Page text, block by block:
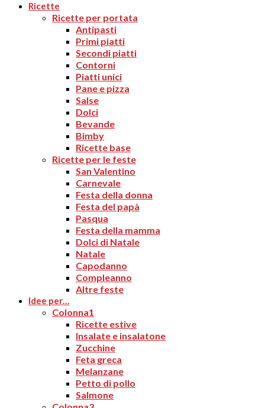
Ricette
Ricette per portata
Antipasti
Primi piatti
Secondi piatti
Contorni
Piatti unici
Pane e pizza
Salse
Dolci
Bevande
Bimby
Ricette base
Ricette per le feste
San Valentino
Carnevale
Festa della donna
Festa del papà
Pasqua
Festa della mamma
Dolci di Natale
Natale
Capodanno
Compleanno
Altre feste
Idee per…
Colonna1
Ricette estive
Insalate e insalatone
Zucchine
Feta greca
Melanzane
Petto di pollo
Salmone